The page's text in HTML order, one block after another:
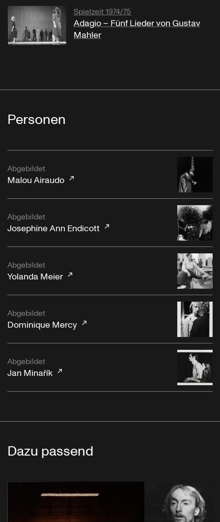
Spielzeit 1974/75
Adagio – Fünf Lieder von Gustav
Mahler
Personen
Abgebildet
Malou Airaudo
Abgebildet
Josephine Ann Endicott
Abgebildet
Yolanda Meier
Abgebildet
Dominique Mercy
Abgebildet
Jan Minařík
Dazu passend